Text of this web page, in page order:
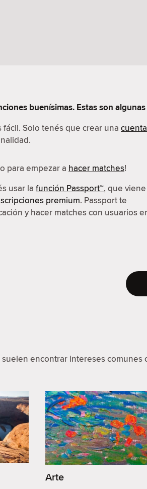
buenísimas. Estas son
Solo tenés que crear una cuenta
para empezar a hacer matches!
usar la función Passport™, que viene
premium. Passport te
y hacer matches con usuarios
encontrar intereses
Arte